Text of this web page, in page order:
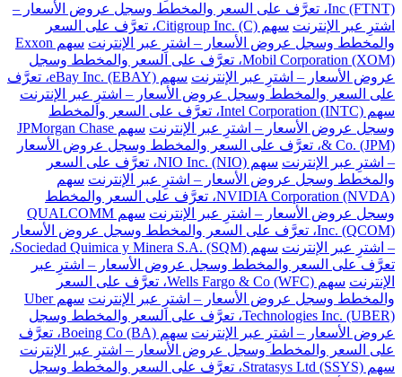
Inc (FTNT)، تعرَّف على السعر والمخطط وسجل عروض الأسعار –
اشترِ عبر الإنترنت
سهم Citigroup Inc. (C)، تعرَّف على السعر
والمخطط وسجل عروض الأسعار – اشترِ عبر الإنترنت
سهم Exxon
Mobil Corporation (XOM)، تعرَّف على السعر والمخطط وسجل
عروض الأسعار – اشترِ عبر الإنترنت
سهم eBay Inc. (EBAY)، تعرَّف
على السعر والمخطط وسجل عروض الأسعار – اشترِ عبر الإنترنت
سهم Intel Corporation (INTC)، تعرَّف على السعر والمخطط
وسجل عروض الأسعار – اشترِ عبر الإنترنت
سهم JPMorgan Chase
& Co. (JPM)، تعرَّف على السعر والمخطط وسجل عروض الأسعار
– اشترِ عبر الإنترنت
سهم NIO Inc. (NIO)، تعرَّف على السعر
والمخطط وسجل عروض الأسعار – اشترِ عبر الإنترنت سهم
NVIDIA Corporation (NVDA)، تعرَّف على السعر والمخطط
وسجل عروض الأسعار – اشترِ عبر الإنترنت
سهم QUALCOMM
Inc. (QCOM)، تعرَّف على السعر والمخطط وسجل عروض الأسعار
– اشترِ عبر الإنترنت
سهم Sociedad Quimica y Minera S.A. (SQM)،
تعرَّف على السعر والمخطط وسجل عروض الأسعار – اشترِ عبر
الإنترنت
سهم Wells Fargo & Co (WFC)، تعرَّف على السعر
والمخطط وسجل عروض الأسعار – اشترِ عبر الإنترنت
سهم Uber
Technologies Inc. (UBER)، تعرَّف على السعر والمخطط وسجل
عروض الأسعار – اشترِ عبر الإنترنت
سهم Boeing Co (BA)، تعرَّف
على السعر والمخطط وسجل عروض الأسعار – اشترِ عبر الإنترنت
سهم Stratasys Ltd (SSYS)، تعرَّف على السعر والمخطط وسجل